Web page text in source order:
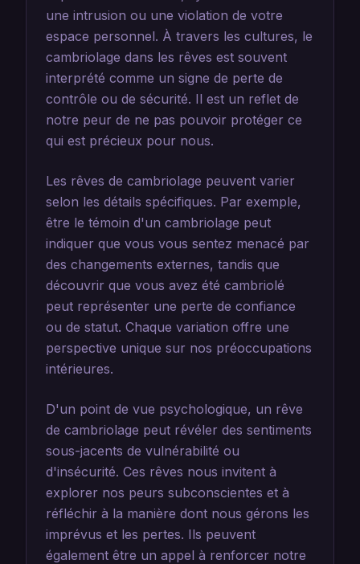
une intrusion ou une violation de votre
espace personnel. À travers les cultures, le
cambriolage dans les rêves est souvent
interprété comme un signe de perte de
contrôle ou de sécurité. Il est un reflet de
notre peur de ne pas pouvoir protéger ce
qui est précieux pour nous.
Les rêves de cambriolage peuvent varier
selon les détails spécifiques. Par exemple,
être le témoin d'un cambriolage peut
indiquer que vous vous sentez menacé par
des changements externes, tandis que
découvrir que vous avez été cambriolé
peut représenter une perte de confiance
ou de statut. Chaque variation offre une
perspective unique sur nos préoccupations
intérieures.
D'un point de vue psychologique, un rêve
de cambriolage peut révéler des sentiments
sous-jacents de vulnérabilité ou
d'insécurité. Ces rêves nous invitent à
explorer nos peurs subconscientes et à
réfléchir à la manière dont nous gérons les
imprévus et les pertes. Ils peuvent
également être un appel à renforcer notre